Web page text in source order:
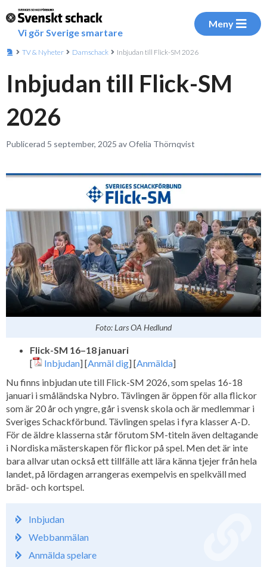
Vi gör Sverige smartare
Meny
TV & Nyheter Damschack Inbjudan till Flick-SM 2026
Inbjudan till Flick-SM
2026
Publicerad 5 september, 2025 av Ofelia Thörnqvist
Foto: Lars OA Hedlund
Flick-SM 16–18 januari
[
Inbjudan] [Anmäl dig] [Anmälda]
Nu finns inbjudan ute till Flick-SM 2026, som spelas 16-18
januari i småländska Nybro. Tävlingen är öppen för alla flickor
som är 20 år och yngre, går i svensk skola och är medlemmar i
Sveriges Schackförbund. Tävlingen spelas i fyra klasser A-D.
För de äldre klasserna står förutom SM-titeln även deltagande
i Nordiska mästerskapen för flickor på spel. Men det är inte
bara allvar utan också ett tillfälle att lära känna tjejer från hela
landet, på lördagen arrangeras exempelvis en spelkväll med
bräd- och kortspel.
Inbjudan
Webbanmälan
Anmälda spelare